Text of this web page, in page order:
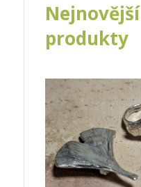
Nejnovější
produkty